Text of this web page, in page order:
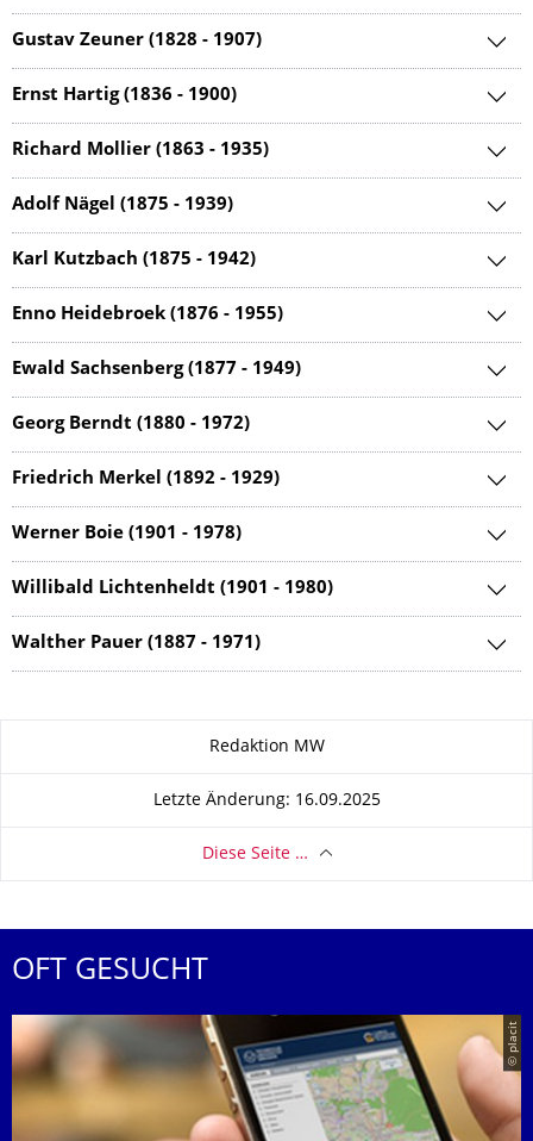
Gustav Zeuner (1828 - 1907)
Ernst Hartig (1836 - 1900)
Richard Mollier (1863 - 1935)
Adolf Nägel (1875 - 1939)
Karl Kutzbach (1875 - 1942)
Enno Heidebroek (1876 - 1955)
Ewald Sachsenberg (1877 - 1949)
Georg Berndt (1880 - 1972)
Friedrich Merkel (1892 - 1929)
Werner Boie (1901 - 1978)
Willibald Lichtenheldt (1901 - 1980)
Walther Pauer (1887 - 1971)
Redaktion MW
Letzte Änderung: 16.09.2025
Diese Seite …
OFT GESUCHT
© placit